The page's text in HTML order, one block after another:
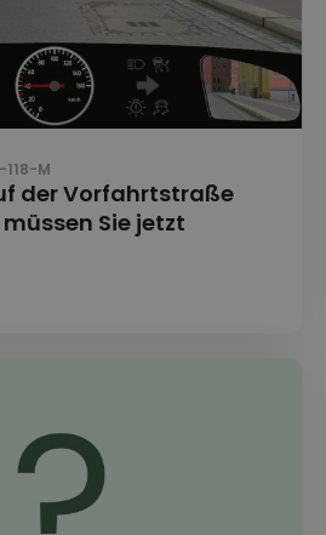
118-M
der Vorfahrtstraße
Sie jetzt